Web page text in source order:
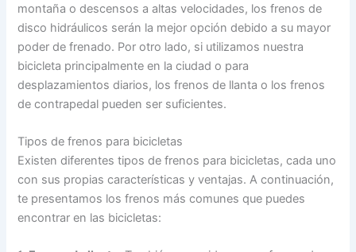
montaña o descensos a altas velocidades, los frenos de
disco hidráulicos serán la mejor opción debido a su mayor
poder de frenado. Por otro lado, si utilizamos nuestra
bicicleta principalmente en la ciudad o para
desplazamientos diarios, los frenos de llanta o los frenos
de contrapedal pueden ser suficientes.
Tipos de frenos para bicicletas
Existen diferentes tipos de frenos para bicicletas, cada uno
con sus propias características y ventajas. A continuación,
te presentamos los frenos más comunes que puedes
encontrar en las bicicletas: